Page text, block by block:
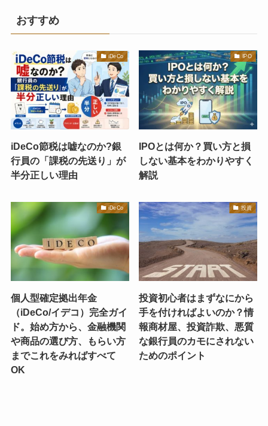
おすすめ
iDeCo
iDeCo節税は嘘なのか?銀
行員の「課税の先送り」が
半分正しい理由
IPO
IPOとは何か？買い方と損
しない基本をわかりやすく
解説
iDeCo
個人型確定拠出年金
（iDeCo/イデコ）完全ガイ
ド。始め方から、金融機関
や商品の選び方、もらい方
までこれをみればすべて
OK
投資
投資初心者はまずなにから
手を付ければよいのか？情
報商材屋、投資詐欺、悪質
な銀行員のカモにされない
ためのポイント